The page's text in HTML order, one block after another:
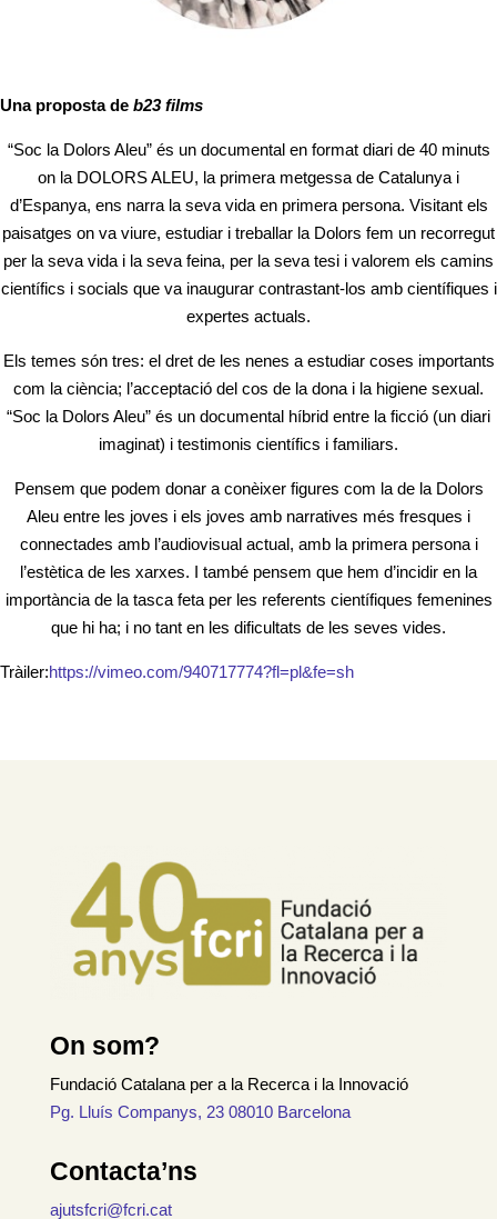
Una proposta de b23 films
“Soc la Dolors Aleu” és un documental en format diari de 40 minuts
on la DOLORS ALEU, la primera metgessa de Catalunya i
d’Espanya, ens narra la seva vida en primera persona. Visitant els
paisatges on va viure, estudiar i treballar la Dolors fem un recorregut
per la seva vida i la seva feina, per la seva tesi i valorem els camins
científics i socials que va inaugurar contrastant-los amb científiques i
expertes actuals.
Els temes són tres: el dret de les nenes a estudiar coses importants
com la ciència; l’acceptació del cos de la dona i la higiene sexual.
“Soc la Dolors Aleu” és un documental híbrid entre la ficció (un diari
imaginat) i testimonis científics i familiars.
Pensem que podem donar a conèixer figures com la de la Dolors
Aleu entre les joves i els joves amb narratives més fresques i
connectades amb l’audiovisual actual, amb la primera persona i
l’estètica de les xarxes. I també pensem que hem d’incidir en la
importància de la tasca feta per les referents científiques femenines
que hi ha; i no tant en les dificultats de les seves vides.
Tràiler:https://vimeo.com/940717774?fl=pl&fe=sh
On som?
Fundació Catalana per a la Recerca i la Innovació
Pg. Lluís Companys, 23 08010 Barcelona
Contacta’ns
ajutsfcri@fcri.cat